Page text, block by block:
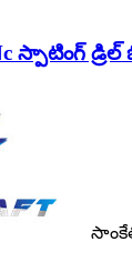
స్పాటింగ్ డ్రిల్